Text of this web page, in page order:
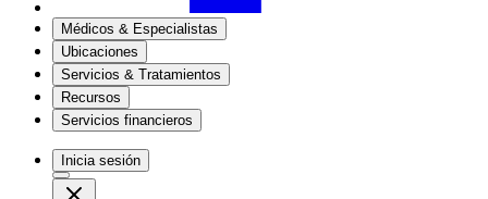
Médicos & Especialistas
Ubicaciones
Servicios & Tratamientos
Recursos
Servicios financieros
Inicia sesión